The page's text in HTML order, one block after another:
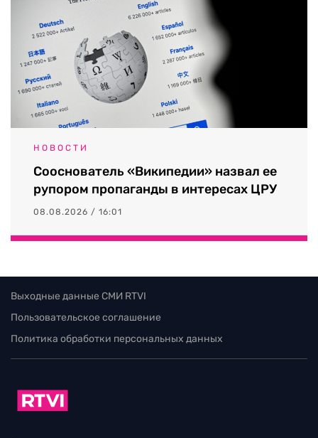
НОВОСТИ
Сооснователь «Википедии» назвал ее
рупором пропаганды в интересах ЦРУ
08.08.2026 / 16:01
Выходные данные СМИ RTVI
Пользовательское соглашение
Политика обработки персональных данных